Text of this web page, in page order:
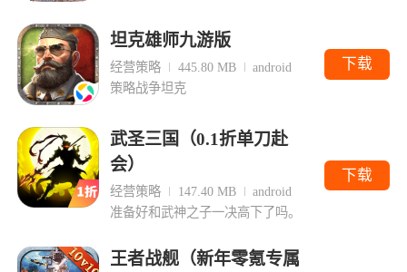
坦克雄师九游版
经营策略 445.80 MB
android
策略战争坦克
下载
武圣三国（0.1折单刀赴
会）
经营策略 147.40 MB
android
准备好和武神之子一决高下了吗。
下载
王者战舰（新年零氪专属